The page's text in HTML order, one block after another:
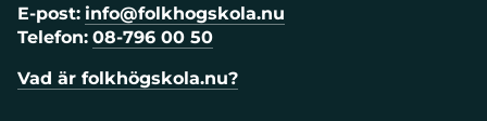
E-post: info@folkhogskola.nu
Telefon: 08-796 00 50
Vad är folkhögskola.nu?